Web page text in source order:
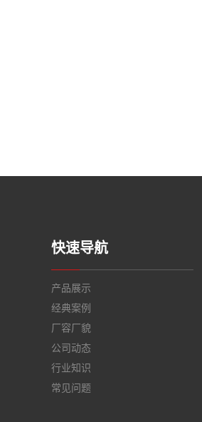
快速导航
产品展示
经典案例
厂容厂貌
公司动态
行业知识
常见问题